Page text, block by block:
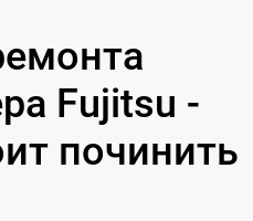
Fujitsu -
починить